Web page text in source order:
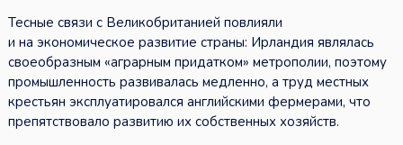
Тесные связи с Великобританией повлияли
и на экономическое развитие страны: Ирландия являлась
своеобразным «аграрным придатком» метрополии, поэтому
промышленность развивалась медленно, а труд местных
крестьян эксплуатировался английскими фермерами, что
препятствовало развитию их собственных хозяйств.